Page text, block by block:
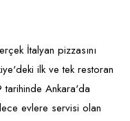
İtalyan pizzasını
ilk ve tek restoran
tarihinde Ankara'da
evlere servisi olan